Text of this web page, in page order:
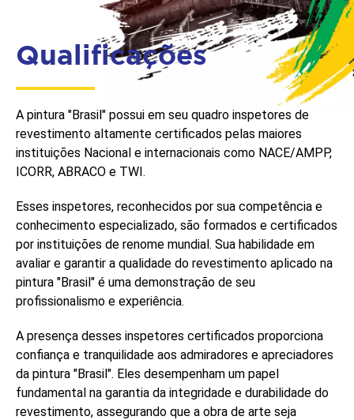
Qualificações
A pintura "Brasil" possui em seu quadro inspetores de
revestimento altamente certificados pelas maiores
instituições Nacional e internacionais como NACE/AMPP,
ICORR, ABRACO e TWI.
Esses inspetores, reconhecidos por sua competência e
conhecimento especializado, são formados e certificados
por instituições de renome mundial. Sua habilidade em
avaliar e garantir a qualidade do revestimento aplicado na
pintura "Brasil" é uma demonstração de seu
profissionalismo e experiência.
A presença desses inspetores certificados proporciona
confiança e tranquilidade aos admiradores e apreciadores
da pintura "Brasil". Eles desempenham um papel
fundamental na garantia da integridade e durabilidade do
revestimento, assegurando que a obra de arte seja